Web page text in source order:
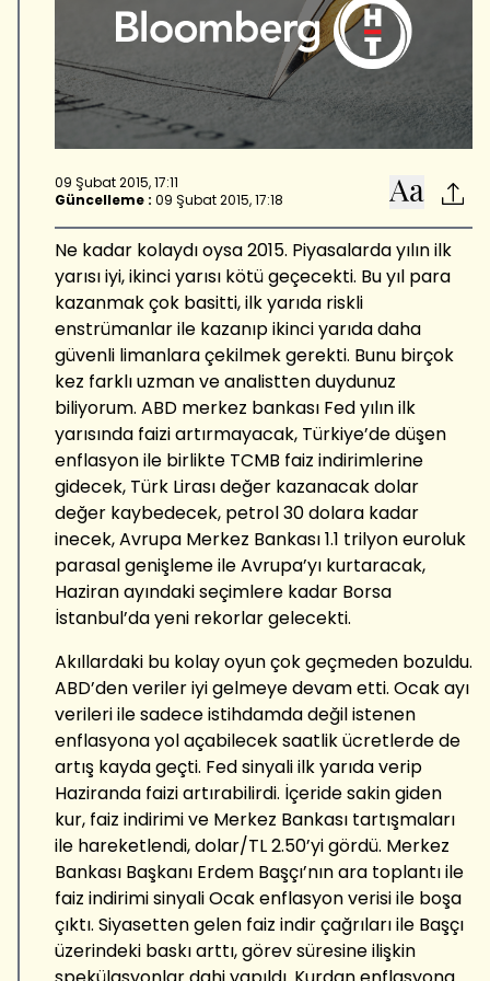
09 Şubat 2015, 17:11
Güncelleme : 09 Şubat 2015, 17:18
Ne kadar kolaydı oysa 2015. Piyasalarda yılın ilk
yarısı iyi, ikinci yarısı kötü geçecekti. Bu yıl para
kazanmak çok basitti, ilk yarıda riskli
enstrümanlar ile kazanıp ikinci yarıda daha
güvenli limanlara çekilmek gerekti. Bunu birçok
kez farklı uzman ve analistten duydunuz
biliyorum. ABD merkez bankası Fed yılın ilk
yarısında faizi artırmayacak, Türkiye’de düşen
enflasyon ile birlikte TCMB faiz indirimlerine
gidecek, Türk Lirası değer kazanacak dolar
değer kaybedecek, petrol 30 dolara kadar
inecek, Avrupa Merkez Bankası 1.1 trilyon euroluk
parasal genişleme ile Avrupa’yı kurtaracak,
Haziran ayındaki seçimlere kadar Borsa
İstanbul’da yeni rekorlar gelecekti.
Akıllardaki bu kolay oyun çok geçmeden bozuldu.
ABD’den veriler iyi gelmeye devam etti. Ocak ayı
verileri ile sadece istihdamda değil istenen
enflasyona yol açabilecek saatlik ücretlerde de
artış kayda geçti. Fed sinyali ilk yarıda verip
Haziranda faizi artırabilirdi. İçeride sakin giden
kur, faiz indirimi ve Merkez Bankası tartışmaları
ile hareketlendi, dolar/TL 2.50’yi gördü. Merkez
Bankası Başkanı Erdem Başçı’nın ara toplantı ile
faiz indirimi sinyali Ocak enflasyon verisi ile boşa
çıktı. Siyasetten gelen faiz indir çağrıları ile Başçı
üzerindeki baskı arttı, görev süresine ilişkin